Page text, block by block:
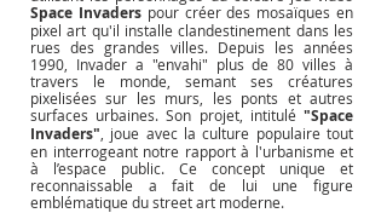
Space Invaders pour créer des mosaïques en
pixel art qu'il installe clandestinement dans les
rues des grandes villes. Depuis les années
1990, Invader a "envahi" plus de 80 villes à
travers le monde, semant ses créatures
pixelisées sur les murs, les ponts et autres
surfaces urbaines. Son projet, intitulé "Space
Invaders" , joue avec la culture populaire tout
en interrogeant notre rapport à l'urbanisme et
à l’espace public. Ce concept unique et
reconnaissable a fait de lui une figure
emblématique du street art moderne.